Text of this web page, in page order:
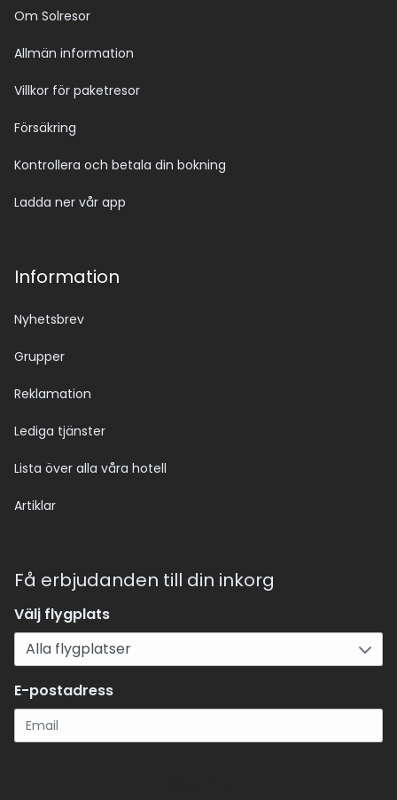
Om Solresor
Allmän information
Villkor för paketresor
Försäkring
Kontrollera och betala din bokning
Ladda ner vår app
Information
Nyhetsbrev
Grupper
Reklamation
Lediga tjänster
Lista över alla våra hotell
Artiklar
Få erbjudanden till din inkorg
Välj flygplats
E-postadress